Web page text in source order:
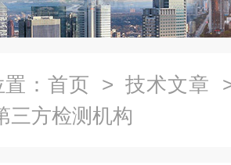
： 首页 > 技术文章
三方检测机构